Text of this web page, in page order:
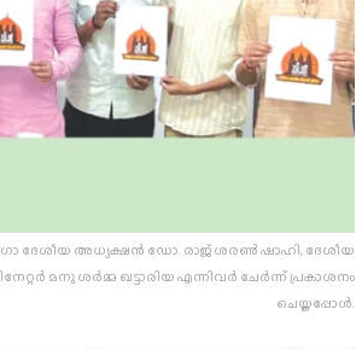
ദേശീയ അധ്യക്ഷന്‍ ഡോ. രാജ് ശരണ്‍ ഷാഹി, ദേശീയ
മനു ശര്‍മ്മ ഖട്ടാരിയ എന്നിവര്‍ ചേര്‍ന്ന് പ്രകാശനം
ചെയ്തപ്പോള്‍.